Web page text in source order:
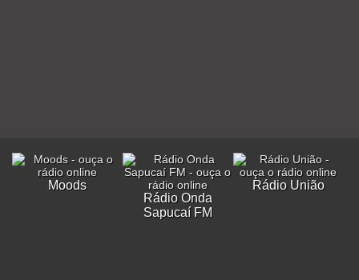
Moods
Rádio Onda
Sapucaí FM
Rádio União